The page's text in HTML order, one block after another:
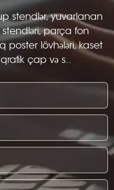
stendlər, yuvarlanan
stendləri, parça fon
poster lövhələri, kaset
qrafik çap və s..